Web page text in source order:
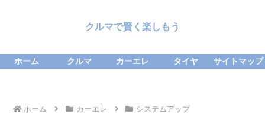
クルマで賢く楽しもう
ホーム クルマ カーエレ タイヤ サイトマップ
ホーム カーエレ システムアップ